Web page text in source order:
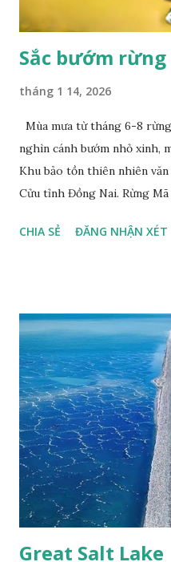
Sắc bướm rừng
tháng 1 14, 2026
Mùa mưa từ tháng 6-8
nghìn cánh bướm nhỏ xinh,
Khu bảo tồn thiên nhiên
Cửu tỉnh Đồng Nai. Rừng Mã
đuôi trắng (Lamproptera
Happy Việt Nam 2024
CHIA SẺ ĐĂNG NHẬN XÉT
Great Salt Lake